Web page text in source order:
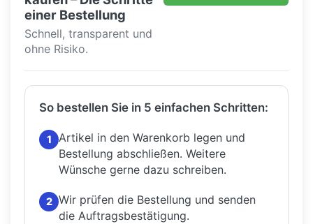
einer Bestellung
Schnell, transparent und
ohne Risiko.
So bestellen Sie in 5 einfachen Schritten:
1
Artikel in den Warenkorb legen und
Bestellung abschließen. Weitere
Wünsche gerne dazu schreiben.
2 Wir prüfen die Bestellung und senden
die Auftragsbestätigung.